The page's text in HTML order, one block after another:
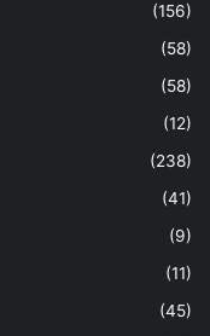
(156)
(58)
(58)
(12)
(238)
(41)
(9)
(11)
(45)